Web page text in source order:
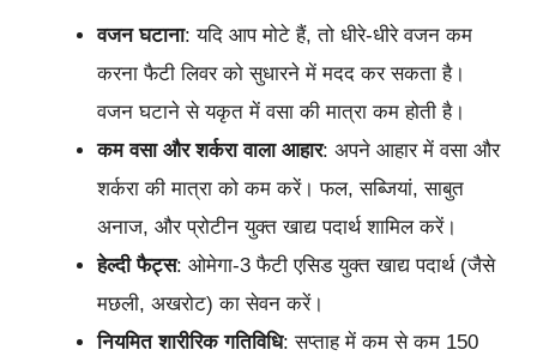
वजन घटाना: यदि आप मोटे हैं, तो धीरे-धीरे वजन कम
करना फैटी लिवर को सुधारने में मदद कर सकता है।
वजन घटाने से यकृत में वसा की मात्रा कम होती है।
कम वसा और शर्करा वाला आहार: अपने आहार में वसा और
शर्करा की मात्रा को कम करें। फल, सब्जियां, साबुत
अनाज, और प्रोटीन युक्त खाद्य पदार्थ शामिल करें।
हेल्दी फैट्स: ओमेगा-3 फैटी एसिड युक्त खाद्य पदार्थ (जैसे
मछली, अखरोट) का सेवन करें।
नियमित शारीरिक गतिविधि: सप्ताह में कम से कम 150